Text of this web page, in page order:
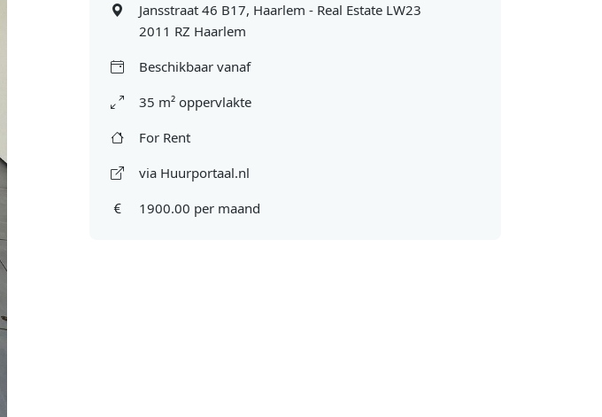
Jansstraat 46 B17, Haarlem - Real Estate LW23
2011 RZ Haarlem
Beschikbaar vanaf
35 m² oppervlakte
For Rent
via Huurportaal.nl
1900.00 per maand